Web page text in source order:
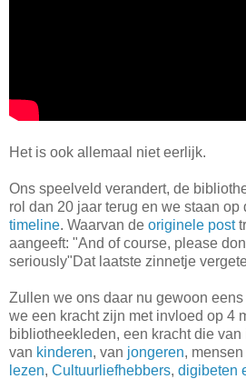
Het is ook allemaal niet eerlijk.
Ons speelveld verandert, de
rol dan 20 jaar terug en we staan op
timeline. Waarvan de originele post
aangeeft: "And of course, please
seriously"Dat laatste zinnetje
Zullen we ons daar nu gewoon
we een kracht zijn met invloed op 4
bibliotheekleden, een kracht die
van kinderen, van jongeren,
lezen, Cultuurliefhebbers, digibeten